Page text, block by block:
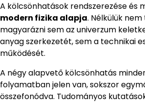
A kölcsönhatások rendszerezése és
modern fizika alapja. Nélkülük
magyarázni sem az univerzum
anyag szerkezetét, sem a technikai
működését.
A négy alapvető kölcsönhatás
folyamatban jelen van, sokszor
összefonódva. Tudományos